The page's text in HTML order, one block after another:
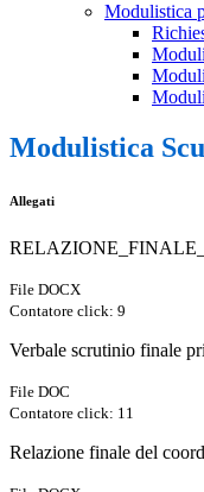
Modulistica
Modulistica
Allegati
File DOCX
Contatore click: 9
Verbale scrutinio finale
File DOC
Contatore click: 11
Relazione finale del